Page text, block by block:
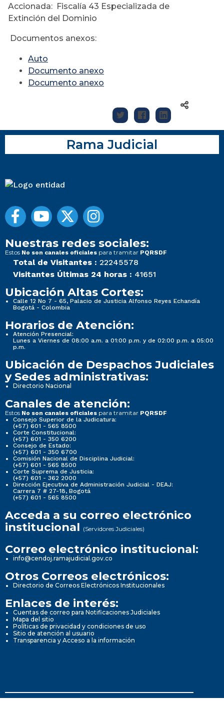
Accionada: Fiscalía 43 Especializada de
Extinción del Dominio
Documentos anexos:
Auto
Documento anexo
Documento anexo
Rama Judicial
Nuestras redes sociales:
Estos No son canales oficiales para tramitar PQRSDF
Total de Visitantes : 22245578
Visitantes Últimas 24 horas : 41651
Ubicación Altas Cortes:
Calle 12 No 7 - 65, Palacio de Justicia Alfonso Reyes Echandía
Bogotá - Colombia
Horarios de Atención:
Atención Presencial:
Lunes a Viernes de 08:00 a.m. a 01:00 p.m. y de 02:00 p.m. a 05:00
p.m.
Ubicación de Despachos Judiciales
y Sedes administrativas:
Directorio Nacional
Canales de atención:
Estos No son canales oficiales para tramitar PQRSDF
Consejo Superior de la Judicatura:
(+57) 601 - 565 8500
Corte Constitucional:
(+57) 601 - 350 6200
Consejo de Estado:
(+57) 601 - 350 6700
Comisión Nacional de Disciplina Judicial:
(+57) 601 - 565 8500
Corte Suprema de Justicia:
(+57) 601 - 362 2000
Dirección Ejecutiva de Administración Judicial - DEAJ:
Carrera 7 # 27-18, Bogotá
(+57) 601 - 565 8500
Acceda a su correo electrónico
institucional (Servidores Judiciales)
Correo electrónico institucional:
info@cendoj.ramajudicial.gov.co
Otros Correos electrónicos:
Directorio de Correos Electrónicos Institucionales
Enlaces de interés:
Cuentas de correo para Notificaciones Judiciales
Mapa del sitio
Políticas de privacidad y condiciones de uso
Sitio de atención al usuario
Transparencia y Acceso a la información